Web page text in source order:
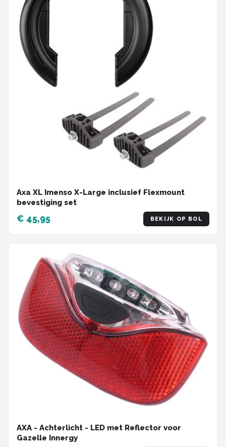
Axa XL Imenso X-Large inclusief Flexmount
bevestiging set
€ 45,95 BEKIJK OP BOL
AXA - Achterlicht - LED met Reflector voor
Gazelle Innergy